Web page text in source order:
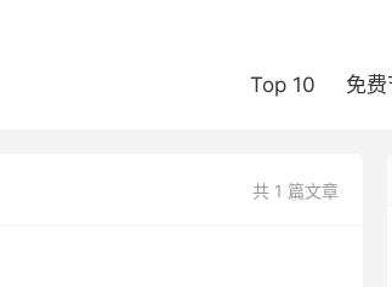
Top 10 免
共 1 篇文章